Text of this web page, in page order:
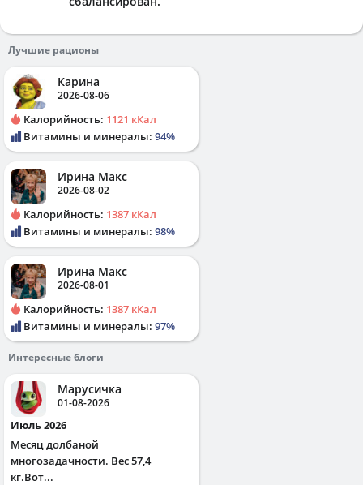
Лучшие рационы
Карина
2026-08-06
Калорийность: 1121 кКал
Витамины и минералы: 94%
Ирина Макс
2026-08-02
Калорийность: 1387 кКал
Витамины и минералы: 98%
Ирина Макс
2026-08-01
Калорийность: 1387 кКал
Витамины и минералы: 97%
Интересные блоги
Марусичка
01-08-2026
Июль 2026
Месяц долбаной
многозадачности. Вес 57,4
кг.Вот...